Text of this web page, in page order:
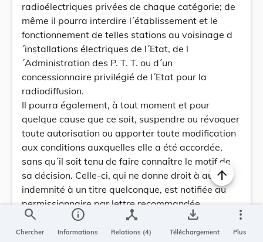
radioélectriques privées de chaque catégorie; de
même il pourra interdire l´établissement et le
fonctionnement de telles stations au voisinage d
´installations électriques de l´Etat, de l
´Administration des P. T. T. ou d´un
concessionnaire privilégié de l´Etat pour la
radiodiffusion.
Il pourra également, à tout moment et pour
quelque cause que ce soit, suspendre ou révoquer
toute autorisation ou apporter toute modification
aux conditions auxquelles elle a été accordée,
sans qu´il soit tenu de faire connaître le motif de
sa décision. Celle-ci, qui ne donne droit à aucune
indemnité à un titre quelconque, est notifiée au
permissionnaire par lettre recommandée.
Art. 6. L´autorisation accordée ne comporte
aucun privilège et ne peut faire obstacle à ce que
search
Chercher
info
Informations
device_hub
Relations (4)
save_alt
Téléchargement
more_vert
Plus